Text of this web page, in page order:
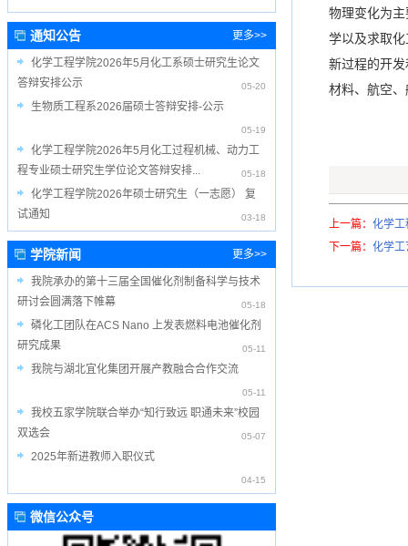
更多>>
通知公告
05-20
化学工程学院2026年5月化工系硕士研究生论文
答辩安排公示
05-19
生物质工程系2026届硕士答辩安排-公示
05-18
化学工程学院2026年5月化工过程机械、动力工
程专业硕士研究生学位论文答辩安排...
03-18
化学工程学院2026年硕士研究生（一志愿） 复
试通知
更多>>
学院新闻
05-18
我院承办的第十三届全国催化剂制备科学与技术
研讨会圆满落下帷幕
05-11
磷化工团队在ACS Nano 上发表燃料电池催化剂
研究成果
05-11
我院与湖北宜化集团开展产教融合合作交流
05-07
我校五家学院联合举办“知行致远 职通未来”校园
双选会
04-15
2025年新进教师入职仪式
微信公众号
物理变化为
学以及求取
新过程的开
材料、航空
上一篇： 化学工
下一篇： 化学工